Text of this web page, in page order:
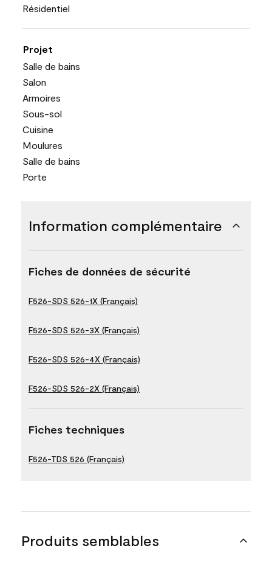
Résidentiel
Projet
Salle de bains
Salon
Armoires
Sous-sol
Cuisine
Moulures
Salle de bains
Porte
Information complémentaire
Fiches de données de sécurité
F526-SDS 526-1X (Français)
F526-SDS 526-3X (Français)
F526-SDS 526-4X (Français)
F526-SDS 526-2X (Français)
Fiches techniques
F526-TDS 526 (Français)
Produits semblables